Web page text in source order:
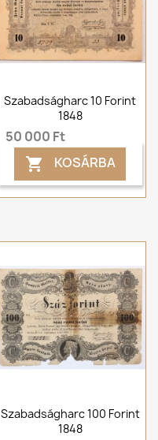
Szabadságharc 10 Forint
1848
50 000 Ft
 KOSÁRBA
Szabadságharc 100 Forint
1848